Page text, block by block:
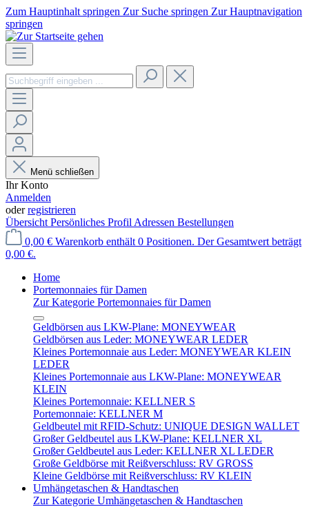
Zum Hauptinhalt springen Zur Suche springen Zur Hauptnavigation
springen
Menü schließen
Ihr Konto
Anmelden
oderregistrieren
Übersicht Persönliches Profil Adressen Bestellungen
0,00 € Warenkorb enthält 0 Positionen. Der Gesamtwert beträgt
0,00 €.
Home
Portemonnaies für Damen
Zur Kategorie Portemonnaies für Damen
Geldbörsen aus LKW-Plane: MONEYWEAR
Geldbörsen aus Leder: MONEYWEAR LEDER
Kleines Portemonnaie aus Leder: MONEYWEAR KLEIN
LEDER
Kleines Portemonnaie aus LKW-Plane: MONEYWEAR
KLEIN
Kleines Portemonnaie: KELLNER S
Portemonnaie: KELLNER M
Geldbeutel mit RFID-Schutz: UNIQUE DESIGN WALLET
Großer Geldbeutel aus LKW-Plane: KELLNER XL
Großer Geldbeutel aus Leder: KELLNER XL LEDER
Große Geldbörse mit Reißverschluss: RV GROSS
Kleine Geldbörse mit Reißverschluss: RV KLEIN
Umhängetaschen & Handtaschen
Zur Kategorie Umhängetaschen & Handtaschen